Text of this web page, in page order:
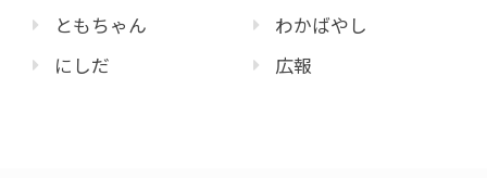
ともちゃん
にしだ
わかばやし
広報